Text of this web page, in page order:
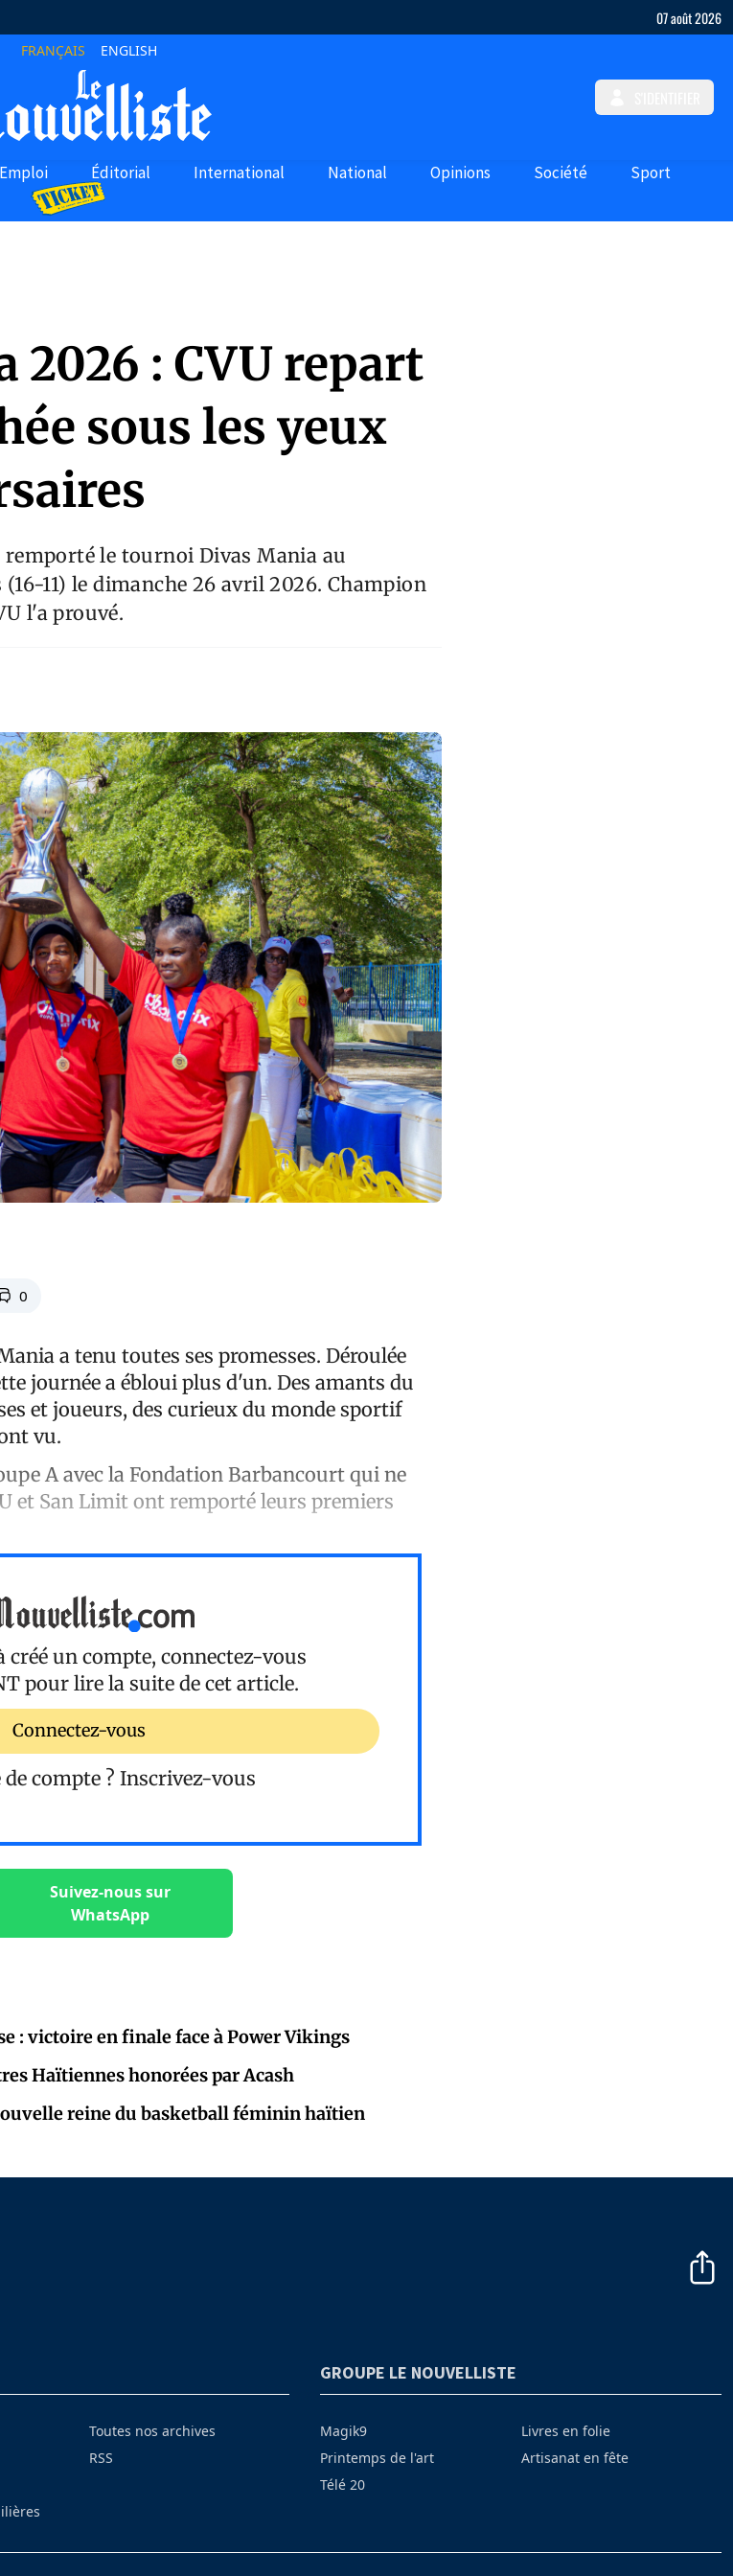
07 août 2026
FRANÇAIS ENGLISH
Emploi Éditorial International National Opinions Société Sport
2026 : CVU repart
sous les yeux
remporté le tournoi Divas Mania au
11) le dimanche 26 avril 2026. Champion
l'a prouvé.
0
a tenu toutes ses promesses. Déroulée
journée a ébloui plus d'un. Des amants du
et joueurs, des curieux du monde sportif
vu.
A avec la Fondation Barbancourt qui ne
et San Limit ont remporté leurs premiers
créé un compte, connectez-vous
pour lire la suite de cet article.
Connectez-vous
de compte ? Inscrivez-vous
Suivez-nous sur
WhatsApp
: victoire en finale face à Power Vikings
Haïtiennes honorées par Acash
reine du basketball féminin haïtien
Toutes nos archives
RSS
GROUPE LE NOUVELLISTE
Magik9
Printemps de l'art
Télé 20
Livres en folie
Artisanat en fête